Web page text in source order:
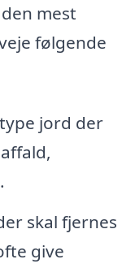
mest
følgende
jord der
skal fjernes
give